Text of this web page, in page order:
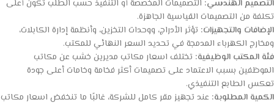
التصميم الهندسي: التصميمات المخصصة أو التنفيذ حسب الطلب تكون أعلى
تكلفة من التصميمات القياسية الجاهزة.
الإضافات والتجهيزات: تؤثر الأدراج، ووحدات التخزين، وأنظمة إدارة الكابلات،
ومخارج الكهرباء المدمجة في تحديد السعر النهائي للمكتب.
فئة المكتب الوظيفية: تختلف اسعار مكاتب مديرين خشب عن مكاتب
الموظفين بسبب الاعتماد على تصميمات أكثر فخامة وخامات أعلى جودة
تعكس الطابع التنفيذي.
الكمية المطلوبة: عند تجهيز مقر كامل للشركة، غالبًا ما تنخفض اسعار مكاتب